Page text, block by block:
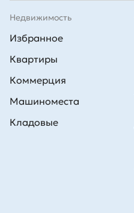
Недвижимость
Избранное
Квартиры
Коммерция
Машиноместа
Кладовые